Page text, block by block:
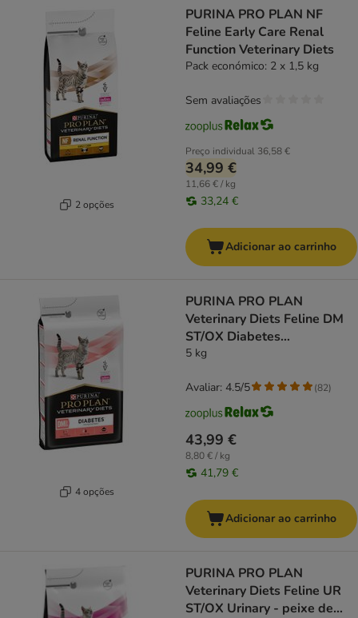
2 opções
PURINA PRO PLAN NF
Feline Early Care Renal
Function Veterinary Diets
Pack económico: 2 x 1,5 kg
Preço individual 36,58 €
34,99 €
11,66 € / kg
33,24 €
Sem avaliações
Adicionar ao carrinho
4 opções
PURINA PRO PLAN
Veterinary Diets Feline DM
ST/OX Diabetes
Management
5 kg
43,99 €
8,80 € / kg
41,79 €
Avaliar: 4.5/5 (82)
Adicionar ao carrinho
PURINA PRO PLAN
Veterinary Diets Feline UR
ST/OX Urinary - peixe de